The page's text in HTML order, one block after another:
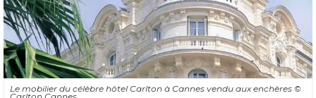
Le mobilier du célèbre hôtel Carlton à Cannes vendu aux enchères ©
Carlton Cannes